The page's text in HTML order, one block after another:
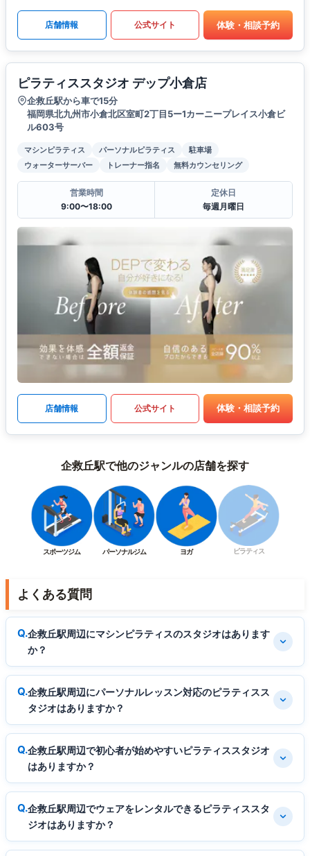
店舗情報 公式サイト 体験・相談予約
ピラティススタジオ デップ小倉店
企救丘駅から車で15分
福岡県北九州市小倉北区室町2丁目5ー1カーニープレイス小倉ビ
ル603号
マシンピラティス パーソナルピラティス
駐車場
ウォーターサーバー
トレーナー指名 無料カウンセリング
営業時間
9:00〜18:00
定休日
毎週月曜日
店舗情報 公式サイト 体験・相談予約
企救丘駅で他のジャンルの店舗を探す
スポーツジム パーソナルジム ヨガ ピラティス
よくある質問
企救丘駅周辺にマシンピラティスのスタジオはあります
か？
企救丘駅周辺にパーソナルレッスン対応のピラティスス
タジオはありますか？
企救丘駅周辺で初心者が始めやすいピラティススタジオ
はありますか？
企救丘駅周辺でウェアをレンタルできるピラティススタ
ジオはありますか？